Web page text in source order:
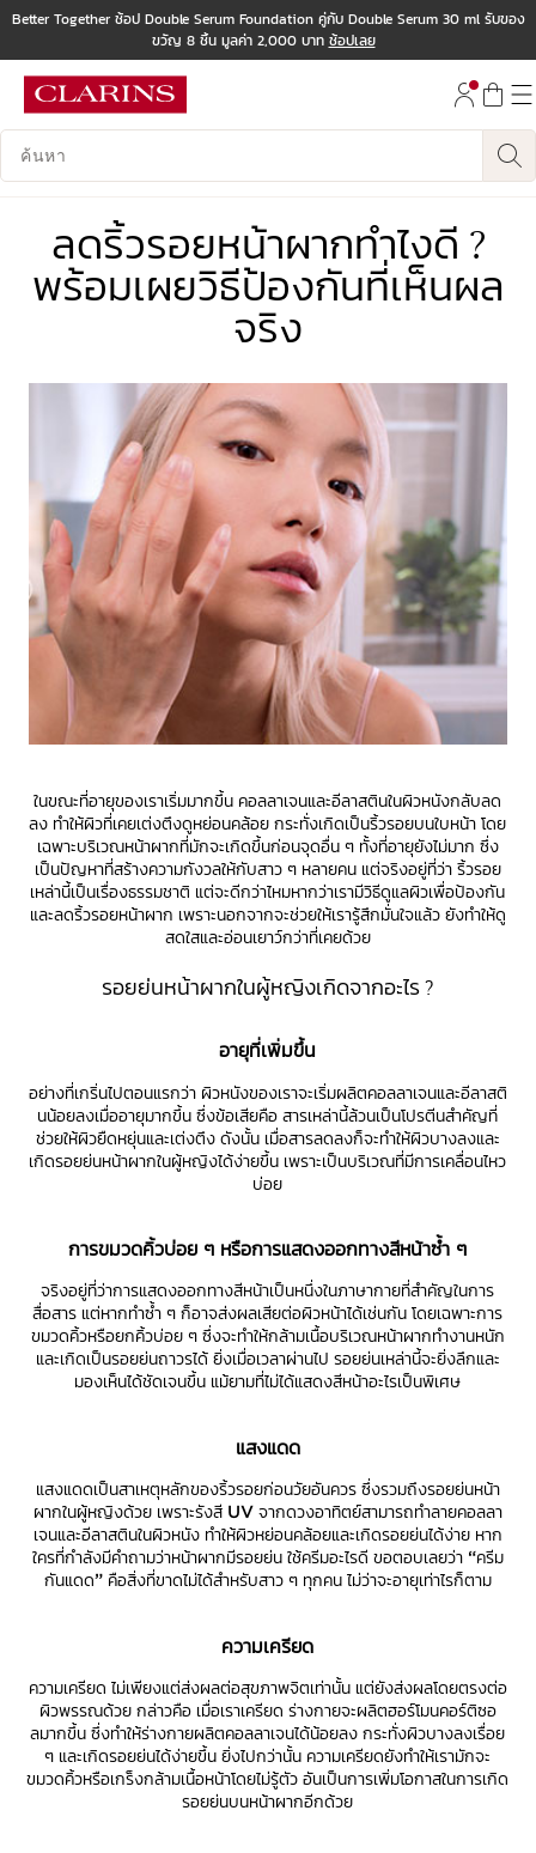
ไปที่ส่วนท้าย
Better Together ช้อป Double Serum Foundation คู่กับ Double Serum 30 ml รับของ
ขวัญ 8 ชิ้น มูลค่า 2,000 บาท ช้อปเลย
บันทึกข้อมูลค้นหา
ลดริ้วรอยหน้าผากทำไงดี ?
พร้อมเผยวิธีป้องกันที่เห็นผล
จริง
ในขณะที่อายุของเราเริ่มมากขึ้น คอลลาเจนและอีลาสตินในผิวหนังกลับลด
ลง ทำให้ผิวที่เคยเต่งตึงดูหย่อนคล้อย กระทั่งเกิดเป็นริ้วรอยบนใบหน้า โดย
เฉพาะบริเวณหน้าผากที่มักจะเกิดขึ้นก่อนจุดอื่น ๆ ทั้งที่อายุยังไม่มาก ซึ่ง
เป็นปัญหาที่สร้างความกังวลให้กับสาว ๆ หลายคน แต่จริงอยู่ที่ว่า ริ้วรอย
เหล่านี้เป็นเรื่องธรรมชาติ แต่จะดีกว่าไหมหากว่าเรามีวิธีดูแลผิวเพื่อป้องกัน
และลดริ้วรอยหน้าผาก เพราะนอกจากจะช่วยให้เรารู้สึกมั่นใจแล้ว ยังทำให้ดู
สดใสและอ่อนเยาว์กว่าที่เคยด้วย
รอยย่นหน้าผากในผู้หญิงเกิดจากอะไร ?
อายุที่เพิ่มขึ้น
อย่างที่เกริ่นไปตอนแรกว่า ผิวหนังของเราจะเริ่มผลิตคอลลาเจนและอีลาสติ
นน้อยลงเมื่ออายุมากขึ้น ซึ่งข้อเสียคือ สารเหล่านี้ล้วนเป็นโปรตีนสำคัญที่
ช่วยให้ผิวยืดหยุ่นและเต่งตึง ดังนั้น เมื่อสารลดลงก็จะทำให้ผิวบางลงและ
เกิดรอยย่นหน้าผากในผู้หญิงได้ง่ายขึ้น เพราะเป็นบริเวณที่มีการเคลื่อนไหว
บ่อย
การขมวดคิ้วบ่อย ๆ หรือการแสดงออกทางสีหน้าซ้ำ ๆ
จริงอยู่ที่ว่าการแสดงออกทางสีหน้าเป็นหนึ่งในภาษากายที่สำคัญในการ
สื่อสาร แต่หากทำซ้ำ ๆ ก็อาจส่งผลเสียต่อผิวหน้าได้เช่นกัน โดยเฉพาะการ
ขมวดคิ้วหรือยกคิ้วบ่อย ๆ ซึ่งจะทำให้กล้ามเนื้อบริเวณหน้าผากทำงานหนัก
และเกิดเป็นรอยย่นถาวรได้ ยิ่งเมื่อเวลาผ่านไป รอยย่นเหล่านี้จะยิ่งลึกและ
มองเห็นได้ชัดเจนขึ้น แม้ยามที่ไม่ได้แสดงสีหน้าอะไรเป็นพิเศษ
แสงแดด
แสงแดดเป็นสาเหตุหลักของริ้วรอยก่อนวัยอันควร ซึ่งรวมถึงรอยย่นหน้า
ผากในผู้หญิงด้วย เพราะรังสี UV จากดวงอาทิตย์สามารถทำลายคอลลา
เจนและอีลาสตินในผิวหนัง ทำให้ผิวหย่อนคล้อยและเกิดรอยย่นได้ง่าย หาก
ใครที่กำลังมีคำถามว่าหน้าผากมีรอยย่น ใช้ครีมอะไรดี ขอตอบเลยว่า “ครีม
กันแดด” คือสิ่งที่ขาดไม่ได้สำหรับสาว ๆ ทุกคน ไม่ว่าจะอายุเท่าไรก็ตาม
ความเครียด
ความเครียด ไม่เพียงแต่ส่งผลต่อสุขภาพจิตเท่านั้น แต่ยังส่งผลโดยตรงต่อ
ผิวพรรณด้วย กล่าวคือ เมื่อเราเครียด ร่างกายจะผลิตฮอร์โมนคอร์ติซอ
ลมากขึ้น ซึ่งทำให้ร่างกายผลิตคอลลาเจนได้น้อยลง กระทั่งผิวบางลงเรื่อย
ๆ และเกิดรอยย่นได้ง่ายขึ้น ยิ่งไปกว่านั้น ความเครียดยังทำให้เรามักจะ
ขมวดคิ้วหรือเกร็งกล้ามเนื้อหน้าโดยไม่รู้ตัว อันเป็นการเพิ่มโอกาสในการเกิด
รอยย่นบนหน้าผากอีกด้วย